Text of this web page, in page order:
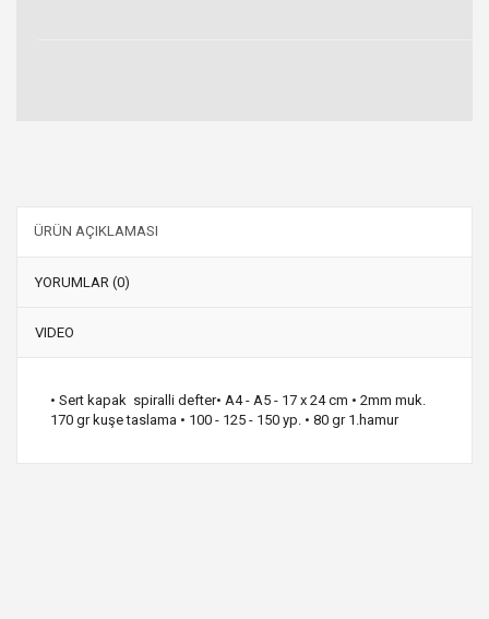
ÜRÜN AÇIKLAMASI
YORUMLAR (0)
VIDEO
• Sert kapak spiralli defter• A4 - A5 - 17 x 24 cm • 2mm muk.
170 gr kuşe taslama • 100 - 125 - 150 yp. • 80 gr 1.hamur